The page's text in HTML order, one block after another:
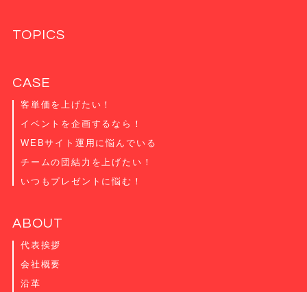
TOPICS
CASE
客単価を上げたい！
イベントを企画するなら！
WEBサイト運用に悩んでいる
チームの団結力を上げたい！
いつもプレゼントに悩む！
ABOUT
代表挨拶
会社概要
沿革